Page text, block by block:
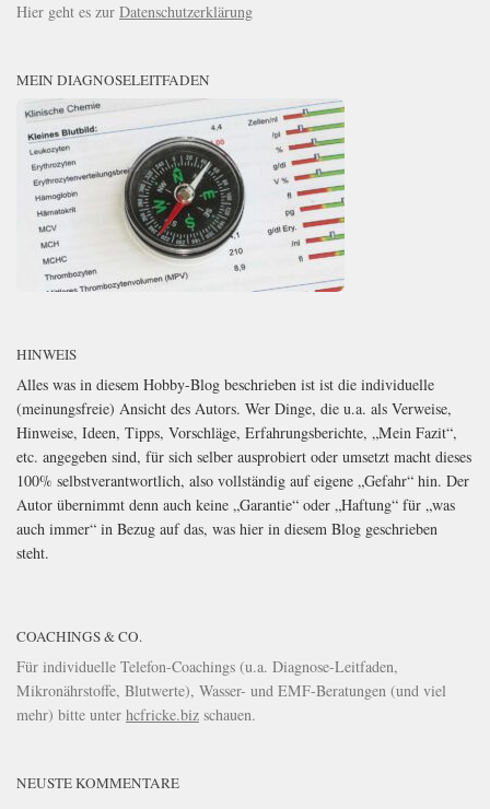
Hier geht es zur Datenschutzerklärung
MEIN DIAGNOSELEITFADEN
HINWEIS
Alles was in diesem Hobby-Blog beschrieben ist ist die individuelle
(meinungsfreie) Ansicht des Autors. Wer Dinge, die u.a. als Verweise,
Hinweise, Ideen, Tipps, Vorschläge, Erfahrungsberichte, „Mein Fazit“,
etc. angegeben sind, für sich selber ausprobiert oder umsetzt macht dieses
100% selbstverantwortlich, also vollständig auf eigene „Gefahr“ hin. Der
Autor übernimmt denn auch keine „Garantie“ oder „Haftung“ für „was
auch immer“ in Bezug auf das, was hier in diesem Blog geschrieben
steht.
COACHINGS & CO.
Für individuelle Telefon-Coachings (u.a. Diagnose-Leitfaden,
Mikronährstoffe, Blutwerte), Wasser- und EMF-Beratungen (und viel
mehr) bitte unter hcfricke.biz schauen.
NEUSTE KOMMENTARE